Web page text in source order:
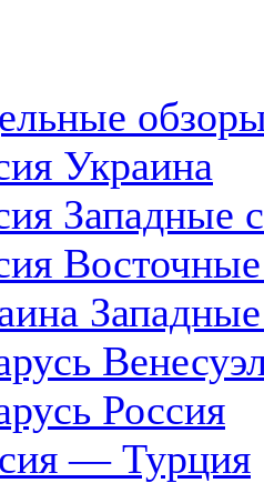
Украина
Западные
Россия
— Турция